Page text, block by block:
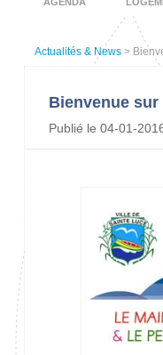
Actualités & News >
Bienvenue
Publié le 04-01-